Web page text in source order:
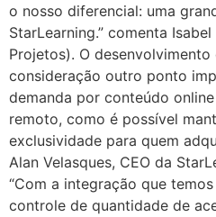
o nosso diferencial: uma
StarLearning.” comenta
Projetos). O
consideração outro ponto
demanda por conteúdo
remoto, como é possível
exclusividade para quem
Alan Velasques, CEO da
“Com a integração que
controle de quantidade de